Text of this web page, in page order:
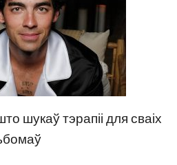
шукаў тэрапіі для сваіх